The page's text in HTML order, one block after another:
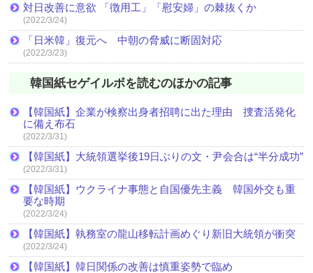
対日改善に意欲 「徴用工」「慰安婦」の棘抜くか
(2022/3/24)
「日米韓」復元へ 中朝の脅威に断固対応
(2022/3/23)
韓国紙セゲイルボを読むのほかの記事
【韓国紙】企業が検察出身者招聘に出た理由 捜査活発化
に備え布石
(2022/3/31)
【韓国紙】大統領選挙後19日ぶりの文・尹会合は“半分成功”
(2022/3/31)
【韓国紙】ウクライナ事態と自国優先主義 韓国外交も重
要な時期
(2022/3/24)
【韓国紙】執務室の龍山移転計画めぐり新旧大統領が衝突
(2022/3/24)
【韓国紙】韓日関係の改善は慎重姿勢で臨め